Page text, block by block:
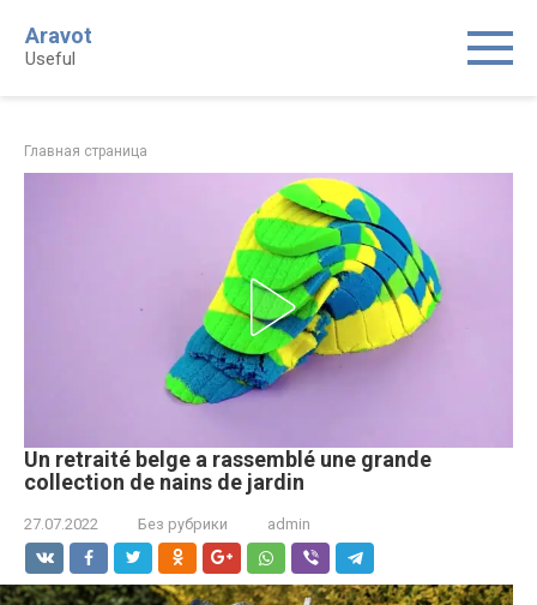
content
Aravot
Useful
Главная страница
Un retraité belge a rassemblé une grande
collection de nains de jardin
27.07.2022 Без рубрики admin